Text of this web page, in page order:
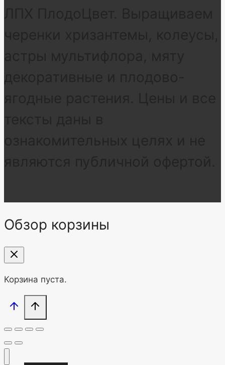
Обзор корзины
Корзина пуста.